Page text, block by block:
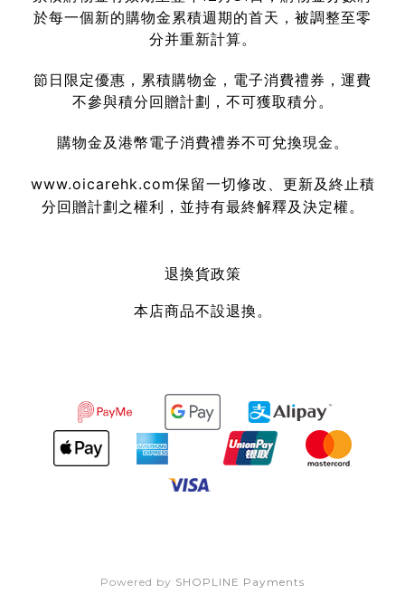
於每一個新的購物金累積週期的首天，被調整至零
分并重新計算。
節日限定優惠，累積購物金，電子消費禮券，運費
不參與積分回贈計劃，不可獲取積分。
購物金及港幣電子消費禮券不可兌換現金。
www.oicarehk.com保留一切修改、更新及終止積
分回贈計劃之權利，並持有最終解釋及決定權。
退換貨政策
本店商品不設退換。
Powered by SHOPLINE Payments